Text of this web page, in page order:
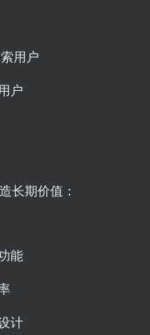
用户
户
长期价值：
能
计